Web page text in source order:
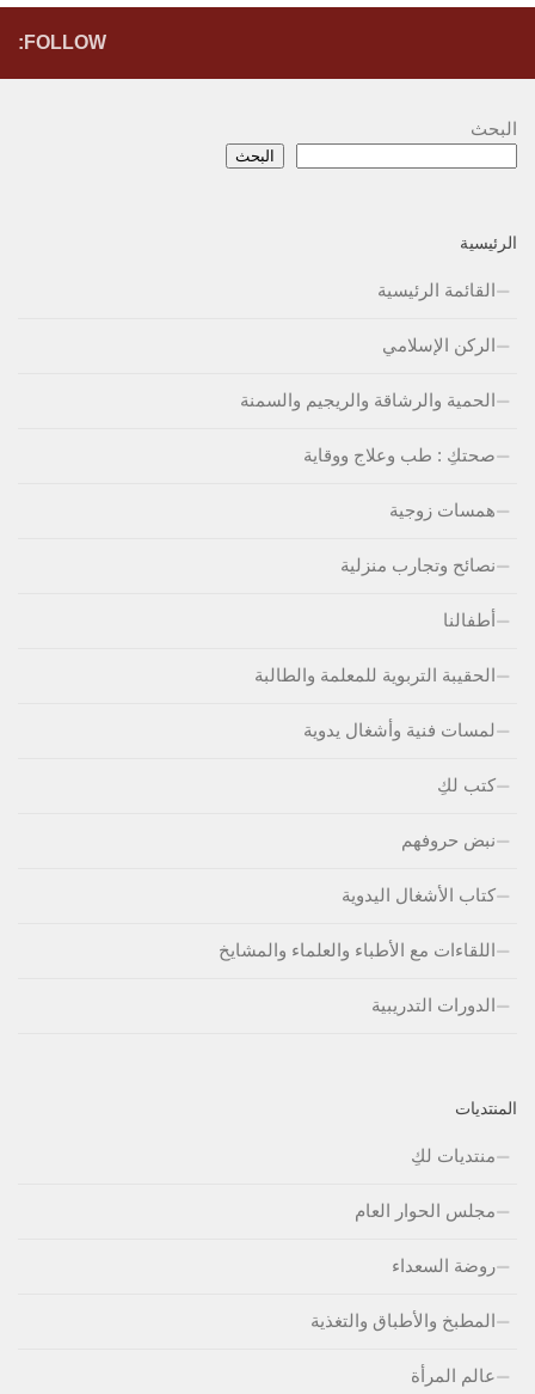
FOLLOW:
البحث
البحث
الرئيسية
القائمة الرئيسية
الركن الإسلامي
الحمية والرشاقة والريجيم والسمنة
صحتكِ : طب وعلاج ووقاية
همسات زوجية
نصائح وتجارب منزلية
أطفالنا
الحقيبة التربوية للمعلمة والطالبة
لمسات فنية وأشغال يدوية
كتب لكِ
نبض حروفهم
كتاب الأشغال اليدوية
اللقاءات مع الأطباء والعلماء والمشايخ
الدورات التدريبية
المنتديات
منتديات لكِ
مجلس الحوار العام
روضة السعداء
المطبخ والأطباق والتغذية
عالم المرأة